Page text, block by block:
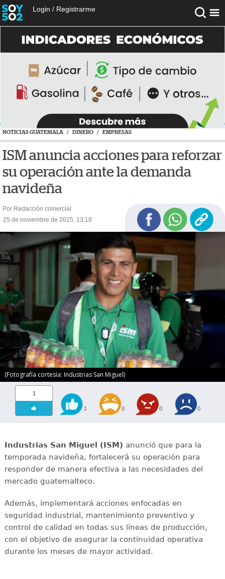
Login / Registrarme
NOTICIAS GUATEMALA / DINERO / EMPRESAS
ISM anuncia acciones para reforzar
su operación ante la demanda
navideña
Por Redacción comercial
25 de noviembre de 2025, 13:18
(Fotografía cortesía: Industrias San Miguel)
1
1 0 0 0
Industrias San Miguel (ISM) anunció que para la
temporada navideña, fortalecerá su operación para
responder de manera efectiva a las necesidades del
mercado guatemalteco.
Además, implementará acciones enfocadas en
seguridad industrial, mantenimiento preventivo y
control de calidad en todas sus líneas de producción,
con el objetivo de asegurar la continuidad operativa
durante los meses de mayor actividad.